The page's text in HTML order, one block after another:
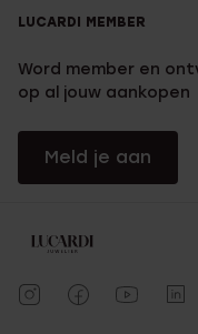
LUCARDI MEMBER
Word member en
op al jouw aankopen
Meld je aan